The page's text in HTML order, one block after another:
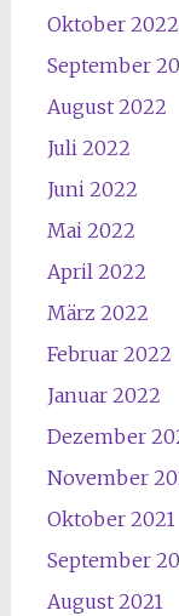
Oktober 2022
September
August 2022
Juli 2022
Juni 2022
Mai 2022
April 2022
März 2022
Februar 2022
Januar 2022
Dezember
November
Oktober 2021
September
August 2021